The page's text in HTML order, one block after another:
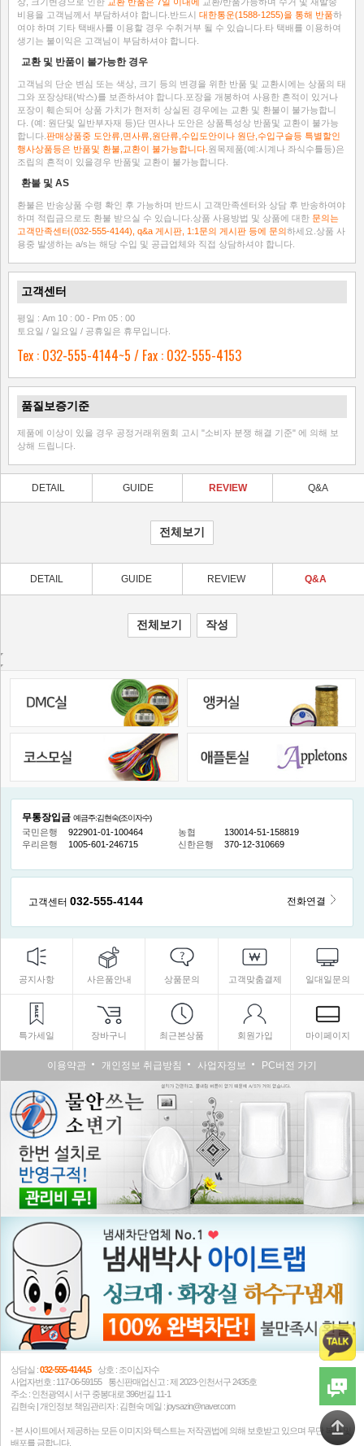
-.도안
비용을 고객님께서 부담하셔야 합니다.반드시 대한통운(1588-1255)을 통해 반품하
여야 하며 기타 택배사를 이용할 경우 수취거부 될 수 있습니다.타 택배를 이용하여
생기는 불이익은 고객님이 부담하셔야 합니다.
교환 및 반품이 불가능한 경우
고객님의 단순 변심 또는 색상, 크기 등의 변경을 위한 반품 및 교환시에는 상품의 태
그와 포장상태(박스)를 보존하셔야 합니다.포장을 개봉하여 사용한 흔적이 있거나
포장이 훼손되어 상품 가치가 현저히 상실된 경우에는 교환 및 환불이 불가능합니
다. (예: 원단및 일반부자재 등)단 면사나 도안은 상품특성상 반품및 교환이 불가능
합니다. 판매상품중 도안류,면사류,원단류,수입도안이나 원단,수입구슬등 특별할인
행사상품등은 반품및 환불,교환이 불가능합니다. 원목제품(예:시계나 좌식수틀등)은
조립의 흔적이 있을경우 반품및 교환이 불가능합니다.
환불 및 AS
환불은 반송상품 수령 확인 후 가능하며 반드시 고객만족센터와 상담 후 반송하여야
하며 적립금으로도 환불 받으실 수 있습니다.상품 사용방법 및 상품에 대한 문의는
고객만족센터(032-555-4144), q&a 게시판, 1:1문의 게시판 등에 문의하세요.상품 사
용중 발생하는 a/s는 해당 수입 및 공급업체와 직접 상담하셔야 합니다.
고객센터
평일 : Am 10 : 00 - Pm 05 : 00
토요일 / 일요일 / 공휴일은 휴무입니다.
Tex : 032-555-4144~5 / Fax : 032-555-4153
품질보증기준
제품에 이상이 있을 경우 공정거래위원회 고시 "소비자 분쟁 해결 기준" 에 의해 보
상해 드립니다.
DETAIL GUIDE REVIEW Q&A
DETAIL GUIDE REVIEW Q&A
무통장입금 예금주:김현숙(조이자수)
국민은행 922901-01-100464 농협
130014-51-158819
우리은행
1005-601-246715 신한은행 370-12-310669
고객센터032-555-4144 전화연결
공지사항 사은품안내 상품문의 고객맞춤결제 일대일문의
특가세일 장바구니 최근본상품 회원가입 마이페이지
이용약관 개인정보 취급방침 사업자정보 PC버전 가기
상담실 :032-555-4144,5상호 : 조이십자수
사업자번호 : 117-06-59155 통신판매업신고 : 제 2023-인천서구 2435호
주소 : 인천광역시 서구 중봉대로 396번길 11-1
김현숙 | 개인정보 책임관리자 : 김현숙 메일 : joysazin@naver.com
- 본 사이트에서 제공하는 모든 이미지와 텍스트는 저작권법에 의해 보호받고 있으며 무단 복사 및
배포를 금합니다.